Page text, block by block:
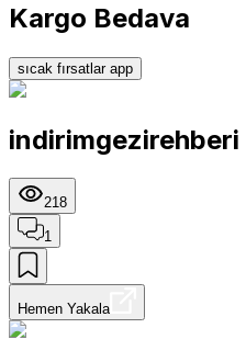
Kargo Bedava
sıcak fırsatlar app
indirimgezirehberi
218
1
Hemen Yakala